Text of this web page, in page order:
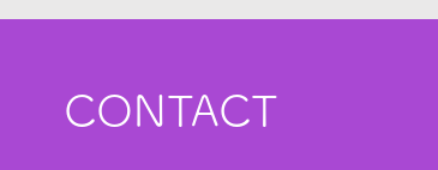
CONTACT